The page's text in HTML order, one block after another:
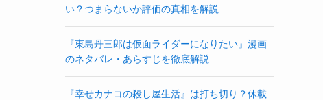
い？つまらないか評価の真相を解説
『東島丹三郎は仮面ライダーになりたい』漫画
のネタバレ・あらすじを徹底解説
『幸せカナコの殺し屋生活』は打ち切り？休載